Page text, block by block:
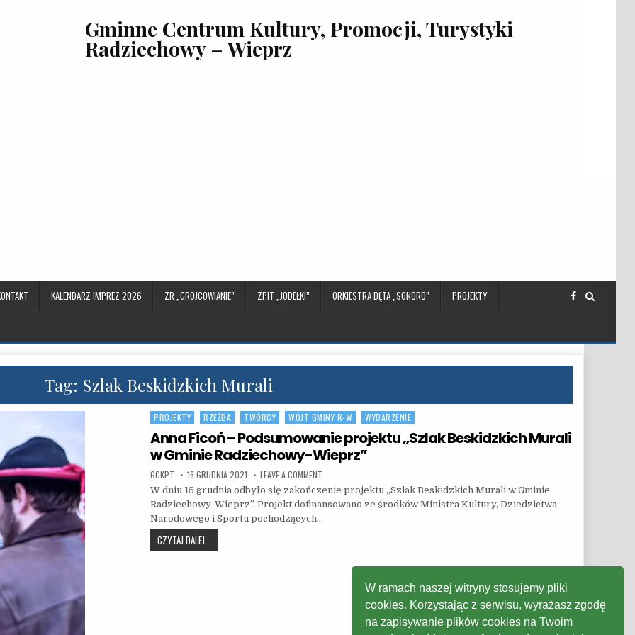
Gminne Centrum Kultury, Promocji, Turystyki
Radziechowy – Wieprz
KALENDARZ IMPREZ 2026 ZR „GROJCOWIANIE” ZPIT „JODEŁKI” ORKIESTRA DĘTA „SONORO” PROJEKTY
Tag: Szlak Beskidzkich Murali
Posted in
PROJEKTY RZEŹBA TWÓRCY WÓJT GMINY R-W WYDARZENIE
Anna Ficoń – Podsumowanie projektu „Szlak Beskidzkich Murali
w Gminie Radziechowy-Wieprz”
AUTHOR:
GCKPT PUBLISHED DATE:
16 GRUDNIA 2021 LEAVE A COMMENT
W dniu 15 grudnia odbyło się zakończenie projektu „Szlak Beskidzkich Murali w Gminie
Radziechowy-Wieprz”. Projekt dofinansowano ze środków Ministra Kultury, Dziedzictwa
Narodowego i Sportu pochodzących…
CZYTAJ DALEJ...
W ramach naszej witryny stosujemy pliki
cookies. Korzystając z serwisu, wyrażasz zgodę
na zapisywanie plików cookies na Twoim